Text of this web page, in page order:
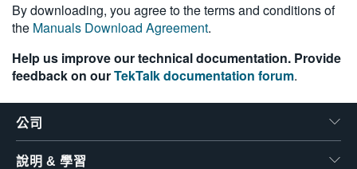
日本語
繁體中文
By downloading, you agree to the terms and conditions of
the Manuals Download Agreement.
Help us improve our technical documentation. Provide
feedback on ourTekTalk documentation forum.
公司
說明 & 學習